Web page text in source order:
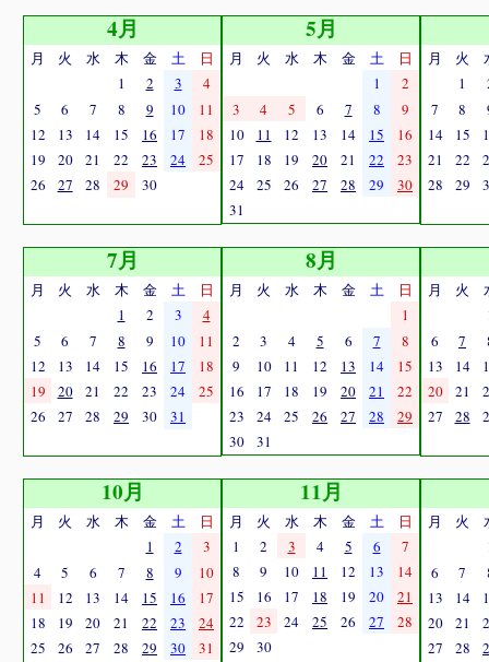
4月
月 火 水 木 金 土
日
1
2 3
4
5
6 7 8 9 10
11
12
13 14 15 16 17
18
19
20 21 22 23 24
25
26
27 28 29 30
5月
月 火 水 木 金 土
日
1
2
3
4 5 6 7 8
9
10
11 12 13 14 15
16
17
18 19 20 21 22
23
24
25 26 27 28 29
30
31
月 火
1
7
8
14
15
21
22
28
29
7月
月 火 水 木 金 土
日
1
2 3
4
5
6 7 8 9 10
11
12
13 14 15 16 17
18
19
20 21 22 23 24
25
26
27 28 29 30 31
8月
月 火 水 木 金 土
日
1
2
3 4 5 6 7
8
9
10 11 12 13 14
15
16
17 18 19 20 21
22
23
24 25 26 27 28
29
30
31
月 火
6
7
13
14
20
21
27
28
10月
月 火 水 木 金 土
日
1
2
3
4
5 6 7 8 9
10
11
12 13 14 15 16
17
18
19 20 21 22 23
24
25
26 27 28 29 30 31
11月
月 火 水 木 金 土
日
1
2 3 4 5 6
7
8
9 10 11 12 13
14
15
16 17 18 19 20
21
22
23 24 25 26 27
28
29
30
月 火
6
7
13
14
20
21
27
28